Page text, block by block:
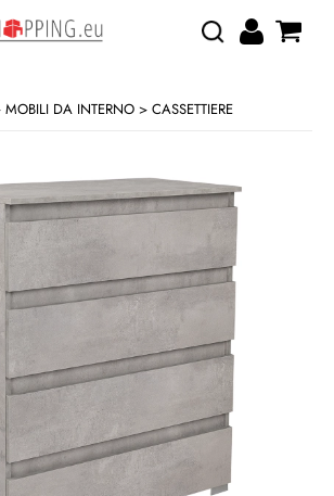
MOBILI DA INTERNO CASSETTIERE